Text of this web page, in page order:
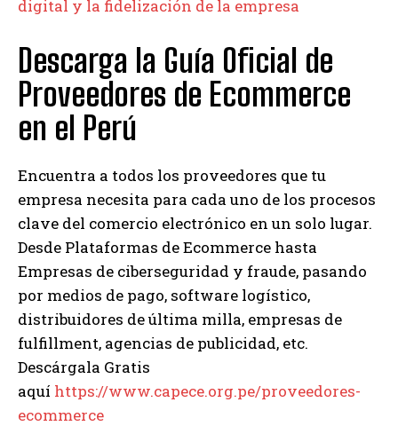
digital y la fidelización de la empresa
Descarga la Guía Oficial de
Proveedores de Ecommerce
en el Perú
Encuentra a todos los proveedores que tu
empresa necesita para cada uno de los procesos
clave del comercio electrónico en un solo lugar.
Desde Plataformas de Ecommerce hasta
Empresas de ciberseguridad y fraude, pasando
por medios de pago, software logístico,
distribuidores de última milla, empresas de
fulfillment, agencias de publicidad, etc.
Descárgala Gratis
aquí https://www.capece.org.pe/proveedores-
ecommerce